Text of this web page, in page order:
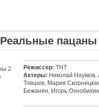
Реальные пацаны
Режиссер: ТНТ
Актеры: Николай Наумов,
Тляшев, Мария
Бежанян, Игорь